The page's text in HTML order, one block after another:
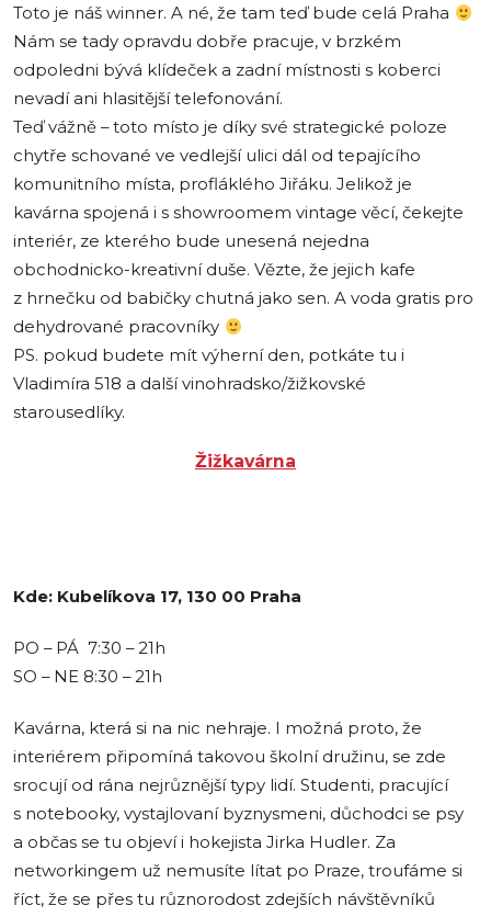
Toto je náš winner. A né, že tam teď bude celá Praha
Nám se tady opravdu dobře pracuje, v brzkém
odpoledni bývá klídeček a zadní místnosti s koberci
nevadí ani hlasitější telefonování.
Teď vážně – toto místo je díky své strategické poloze
chytře schované ve vedlejší ulici dál od tepajícího
komunitního místa, profláklého Jiřáku. Jelikož je
kavárna spojená i s showroomem vintage věcí, čekejte
interiér, ze kterého bude unesená nejedna
obchodnicko-kreativní duše. Vězte, že jejich kafe
z hrnečku od babičky chutná jako sen. A voda gratis pro
dehydrované pracovníky
PS. pokud budete mít výherní den, potkáte tu i
Vladimíra 518 a další vinohradsko/žižkovské
starousedlíky.
Žižkavárna
Kde: Kubelíkova 17, 130 00 Praha
PO – PÁ 7:30 – 21h
SO – NE 8:30 – 21h
Kavárna, která si na nic nehraje. I možná proto, že
interiérem připomíná takovou školní družinu, se zde
srocují od rána nejrůznější typy lidí. Studenti, pracující
s notebooky, vystajlovaní byznysmeni, důchodci se psy
a občas se tu objeví i hokejista Jirka Hudler. Za
networkingem už nemusíte lítat po Praze, troufáme si
říct, že se přes tu různorodost zdejších návštěvníků